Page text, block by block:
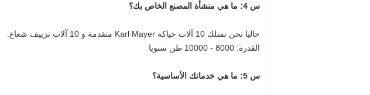
س 4: ما هي منشأة المصنع الخاص بك؟
حاليا نحن نمتلك 10 آلات حياكة Karl Mayer متقدمة و 10 آلات تزييف شعاع.
القدرة: 8000 - 10000 طن سنويا
س 5: ما هي خدماتك الأساسية؟